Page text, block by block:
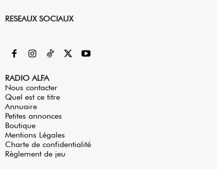
RESEAUX SOCIAUX
RADIO ALFA
Nous contacter
Quel est ce titre
Annuaire
Petites annonces
Boutique
Mentions Légales
Charte de confidentialité
Règlement de jeu